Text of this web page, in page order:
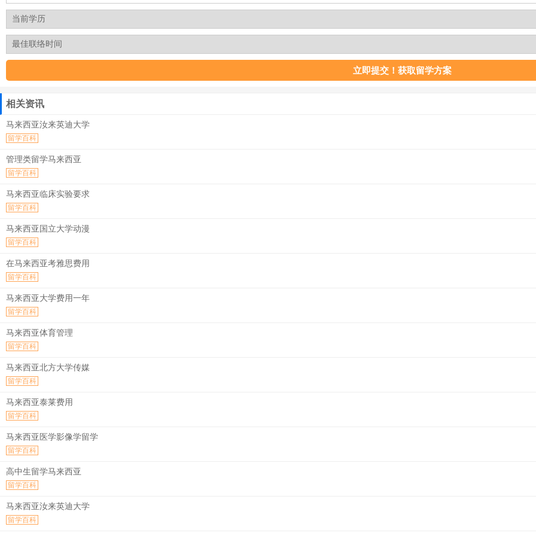
相关资讯
马来西亚汝来英迪大学
留学百科
管理类留学马来西亚
留学百科
马来西亚临床实验要求
留学百科
马来西亚国立大学动漫
留学百科
在马来西亚考雅思费用
留学百科
马来西亚大学费用一年
留学百科
马来西亚体育管理
留学百科
马来西亚北方大学传媒
留学百科
马来西亚泰莱费用
留学百科
马来西亚医学影像学留学
留学百科
高中生留学马来西亚
留学百科
马来西亚汝来英迪大学
留学百科